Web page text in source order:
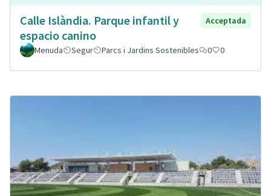
Calle Islàndia. Parque infantil y
espacio canino
Acceptada
Menuda Segur Parcs i Jardins Sostenibles 0 0